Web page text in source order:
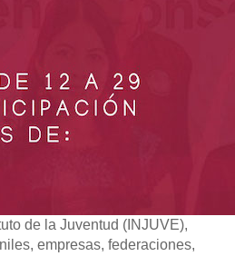
de la Juventud (INJUVE),
empresas, federaciones,